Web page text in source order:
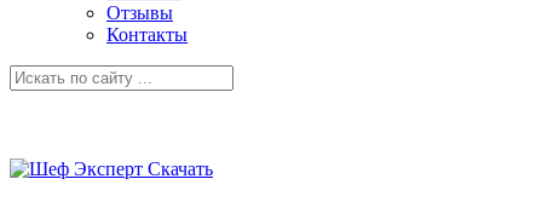
Отзывы
Контакты